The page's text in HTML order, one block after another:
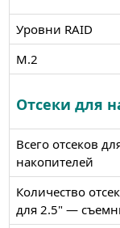
Уровни RAID
M.2
Отсеки для
Всего отсеков
накопителей
Количество
для 2.5" —